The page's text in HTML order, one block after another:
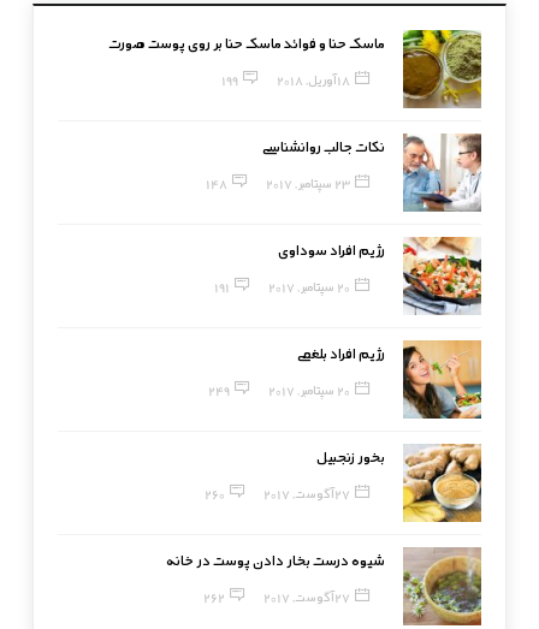
ماسک حنا و فوائد ماسک حنا بر روی پوست صورت
18 آوریل, 2018 199
نکات جالب روانشناسی
23 سپتامبر, 2017 148
رژیم افراد سوداوی
20 سپتامبر, 2017 191
رژیم افراد بلغمی
20 سپتامبر, 2017 249
بخور زنجبیل
27 آگوست, 2017 260
شیوه درست بخار دادن پوست در خانه
27 آگوست, 2017 262